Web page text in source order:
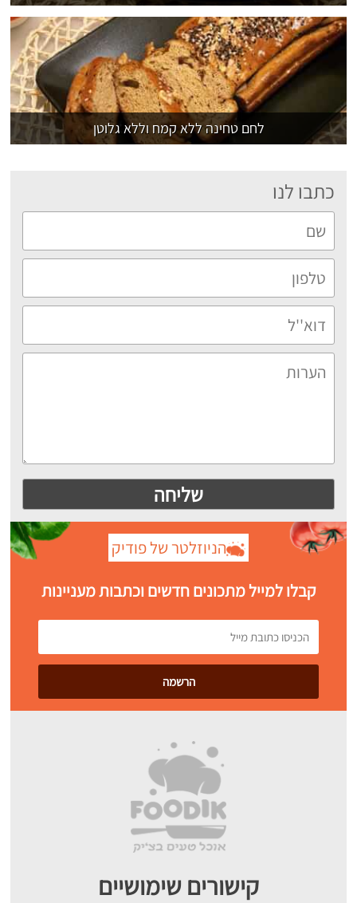
לחם טחינה ללא קמח וללא גלוטן
כתבו לנו
הניוזלטר של פודיק
קבלו למייל מתכונים חדשים וכתבות מעניינות
קישורים שימושיים